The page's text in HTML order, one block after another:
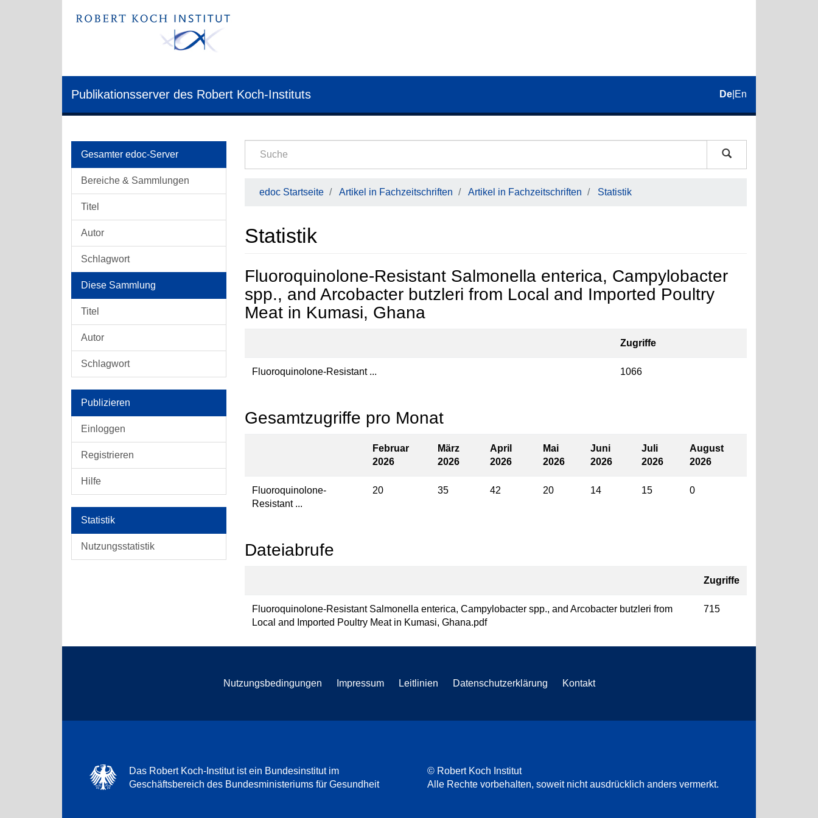
Publikationsserver des Robert Koch-Instituts De En
Gesamter edoc-Server
Bereiche & Sammlungen
Titel
Autor
Schlagwort
Diese Sammlung
Titel
Autor
Schlagwort
Publizieren
Einloggen
Registrieren
Hilfe
Statistik
Nutzungsstatistik
edoc Startseite Artikel in Fachzeitschriften Artikel in Fachzeitschriften Statistik
Statistik
Fluoroquinolone-Resistant Salmonella enterica, Campylobacter
spp., and Arcobacter butzleri from Local and Imported Poultry
Meat in Kumasi, Ghana
Zugriffe
Fluoroquinolone-Resistant ... 1066
Gesamtzugriffe pro Monat
Februar
2026
März
2026
April
2026
Mai
2026
Juni
2026
Juli
2026
August
2026
Fluoroquinolone-
Resistant ...
20 35 42 20 14 15 0
Dateiabrufe
Zugriffe
Fluoroquinolone-Resistant Salmonella enterica, Campylobacter spp., and Arcobacter butzleri from
Local and Imported Poultry Meat in Kumasi, Ghana.pdf
715
Nutzungsbedingungen Impressum Leitlinien Datenschutzerklärung Kontakt
Das Robert Koch-Institut ist ein Bundesinstitut im
Geschäftsbereich des Bundesministeriums für Gesundheit
© Robert Koch Institut
Alle Rechte vorbehalten, soweit nicht ausdrücklich anders vermerkt.